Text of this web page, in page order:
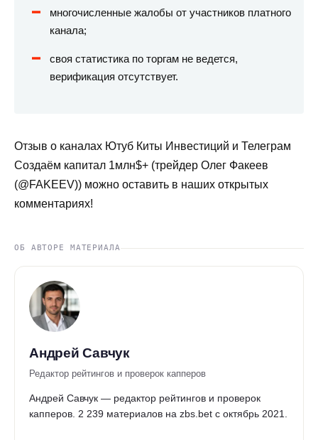
многочисленные жалобы от участников платного
канала;
своя статистика по торгам не ведется,
верификация отсутствует.
Отзыв о каналах Ютуб Киты Инвестиций и Телеграм
Создаём капитал 1млн$+ (трейдер Олег Факеев
(@FAKEEV)) можно оставить в наших открытых
комментариях!
ОБ АВТОРЕ МАТЕРИАЛА
Андрей Савчук
Редактор рейтингов и проверок капперов
Андрей Савчук — редактор рейтингов и проверок
капперов. 2 239 материалов на zbs.bet с октябрь 2021.